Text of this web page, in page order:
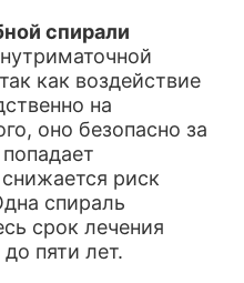
спирали
как воздействие
на
оно безопасно за
риск
спираль
срок лечения
пяти лет.